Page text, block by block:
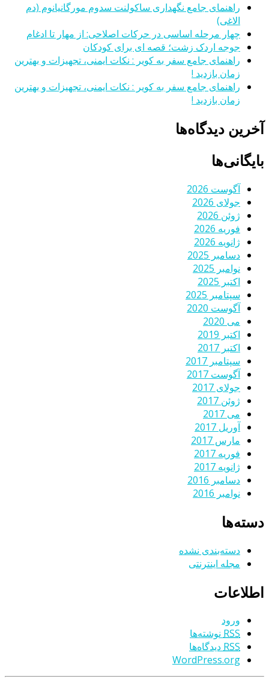
راهنمای جامع نگهداری ساکولنت سدوم مورگانیانوم (دم
الاغی)
چهار مرحله اساسی در حرکات اصلاحی: از مهار تا ادغام
جوجه اردک زشت؛ قصه ای برای کودکان
راهنمای جامع سفر به کویر : نکات ایمنی، تجهیزات و بهترین
زمان بازدید !
راهنمای جامع سفر به کویر : نکات ایمنی، تجهیزات و بهترین
زمان بازدید !
آخرین دیدگاه‌ها
بایگانی‌ها
آگوست 2026
جولای 2026
ژوئن 2026
فوریه 2026
ژانویه 2026
دسامبر 2025
نوامبر 2025
اکتبر 2025
سپتامبر 2025
آگوست 2020
می 2020
اکتبر 2019
اکتبر 2017
سپتامبر 2017
آگوست 2017
جولای 2017
ژوئن 2017
می 2017
آوریل 2017
مارس 2017
فوریه 2017
ژانویه 2017
دسامبر 2016
نوامبر 2016
دسته‌ها
دسته‌بندی نشده
مجله اینترنتی
اطلاعات
ورود
RSS نوشته‌ها
RSSدیدگاه‌ها
WordPress.org